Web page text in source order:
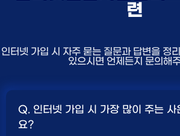
련
인터넷 가입 시 자주 묻는 질문과 답변을 정
있으시면 언제든지 문의해
Q. 인터넷 가입 시 가장 많이 주는 사
요?